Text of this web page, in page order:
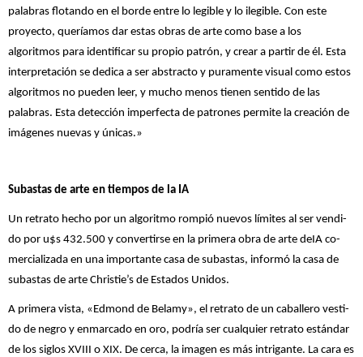
palabras flotando en el borde entre lo legible y lo ilegible. Con este
proyecto, queríamos dar estas obras de arte como base a los
algoritmos para identificar su propio patrón, y crear a partir de él. Esta
interpretación se dedica a ser abstracto y puramente visual como estos
algoritmos no pueden leer, y mucho menos tienen sentido de las
palabras. Esta detección imperfecta de patrones permite la creación de
imágenes nuevas y únicas.»
Subastas de arte en tiempos de la IA
Un re­tra­to he­cho por un al­go­rit­mo rom­pió nue­vos lí­mi­tes al ser ven­di­
do por u$s 432.500 y con­ver­tir­se en la pri­me­ra obra de arte deIA co­
mer­cia­li­za­da en una im­por­tan­te casa de subas­tas, in­for­mó la casa de
subastas de arte Ch­ris­tie’s de Estados Unidos.
A pri­me­ra vis­ta, «Ed­mond de Be­lamy», el re­tra­to de un ca­ba­lle­ro ves­ti­
do de negro y en­mar­ca­do en oro, po­dría ser cual­quier re­tra­to es­tán­dar
de los si­glos XVIII o XIX. De cer­ca, la ima­gen es más in­tri­gan­te. La cara es